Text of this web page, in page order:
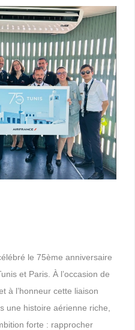
le 75ème anniversaire
et Paris. À l’occasion de
à l’honneur cette liaison
une histoire aérienne riche,
forte : rapprocher